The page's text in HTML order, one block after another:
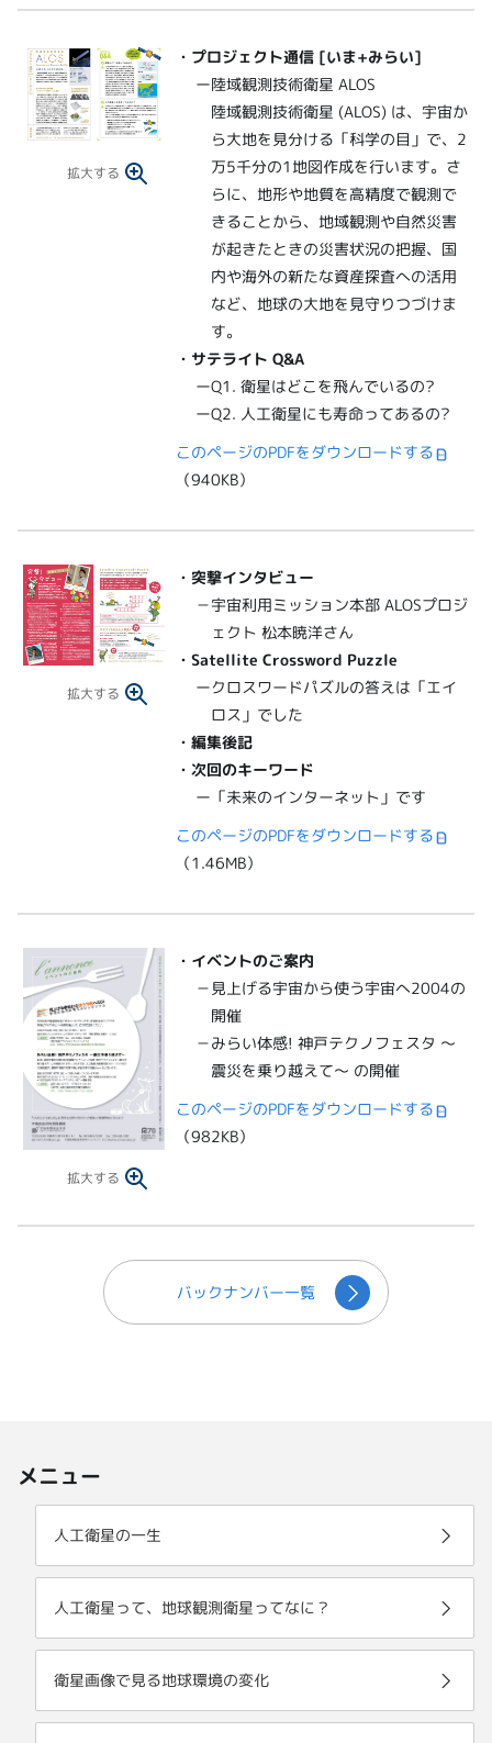
拡大する
・ プロジェクト通信 [いま+みらい]
ー陸域観測技術衛星 ALOS
陸域観測技術衛星 (ALOS) は、宇宙か
ら大地を見分ける「科学の目」で、2
万5千分の1地図作成を行います。さ
らに、地形や地質を高精度で観測で
きることから、地域観測や自然災害
が起きたときの災害状況の把握、国
内や海外の新たな資産探査への活用
など、地球の大地を見守りつづけま
す。
・サテライト Q&A
ーQ1. 衛星はどこを飛んでいるの?
ーQ2. 人工衛星にも寿命ってあるの?
このページのPDFをダウンロードする
（940KB）
拡大する
・突撃インタビュー
－宇宙利用ミッション本部 ALOSプロジ
ェクト 松本暁洋さん
・Satellite Crossword Puzzle
ークロスワードパズルの答えは「エイ
ロス」でした
・編集後記
・次回のキーワード
ー「未来のインターネット」です
このページのPDFをダウンロードする
（1.46MB）
拡大する
・ イベントのご案内
－見上げる宇宙から使う宇宙へ2004の
開催
－みらい体感! 神戸テクノフェスタ ～
震災を乗り越えて～ の開催
このページのPDFをダウンロードする
（982KB）
バックナンバー一覧
メニュー
人工衛星の一生
人工衛星って、地球観測衛星ってなに？
衛星画像で見る地球環境の変化